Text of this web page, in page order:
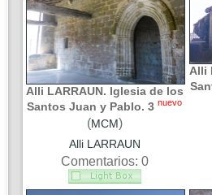
Alli LARRAUN. Iglesia de los
Santos Juan y Pablo. 3 nuevo
(MCM)
Alli LARRAUN
Comentarios: 0
Alli